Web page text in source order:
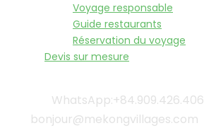
Voyage responsable
Guide restaurants
Réservation du voyage
Devis sur mesure
WhatsApp:+84.909.426.406
bonjour@mekongvillages.com